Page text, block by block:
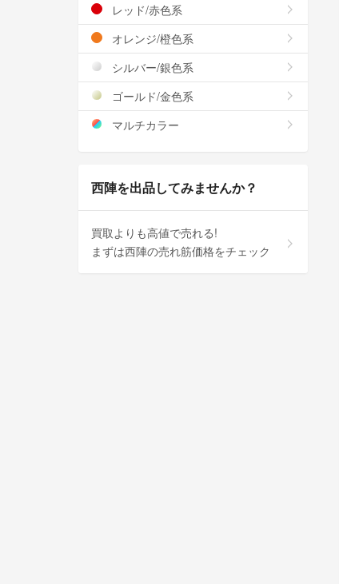
レッド/赤色系
オレンジ/橙色系
シルバー/銀色系
ゴールド/金色系
マルチカラー
西陣を出品してみませんか？
買取よりも高値で売れる!
まずは西陣の売れ筋価格をチェック